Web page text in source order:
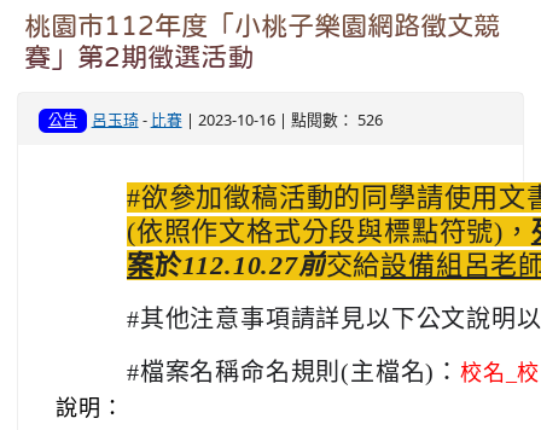
桃園市112年度「小桃子樂園網路徵文競
賽」第2期徵選活動
公告 呂玉琦- 比賽| 2023-10-16 | 點閱數： 526
#欲參加徵稿活動的同學請使用文
(依照作文格式分段與標點符號)，
案於112.10.27前交給設備組呂老
#其他注意事項請詳見以下公文說明
#檔案名稱命名規則(主檔名)： 校名_
說明：